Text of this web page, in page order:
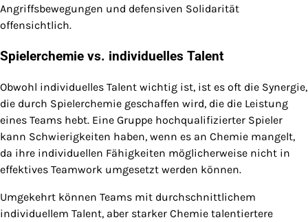
Angriffsbewegungen und defensiven Solidarität
offensichtlich.
Spielerchemie vs. individuelles Talent
Obwohl individuelles Talent wichtig ist, ist es oft die Synergie,
die durch Spielerchemie geschaffen wird, die die Leistung
eines Teams hebt. Eine Gruppe hochqualifizierter Spieler
kann Schwierigkeiten haben, wenn es an Chemie mangelt,
da ihre individuellen Fähigkeiten möglicherweise nicht in
effektives Teamwork umgesetzt werden können.
Umgekehrt können Teams mit durchschnittlichem
individuellem Talent, aber starker Chemie talentiertere